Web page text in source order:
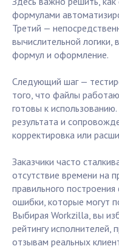
формулами
Третий —
вычислительной
формул и оформление.
Следующий шаг —
того, что файлы
готовы к
результата и
корректировка или
Заказчики часто
отсутствие времени на
правильного
ошибки, которые могут
Выбирая Workzilla, вы
рейтингу исполнителей,
отзывам реальных